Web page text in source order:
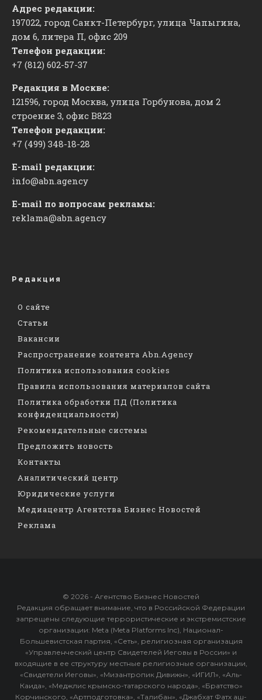
Адрес редакции:
197022, город Санкт-Петербург, улица Чапыгина,
дом 6, литера П, офис 209
Телефон редакции:
+7 (812) 602-57-37
Редакция в Москве:
121596, город Москва, улица Горбунова, дом 2
строение 3, офис ​В823
Телефон редакции:
+7 (499) 348-18-28
E-mail редакции:
info@abn.agency
E-mail по вопросам рекламы:
reklama@abn.agency
Редакция
О сайте
Статьи
Вакансии
Распространение контента Abn.Agency
Политика использования cookies
Правила использования материалов сайта
Политика обработки ПД (Политика
конфиденциальности)
Рекомендательные системы
Предложить новость
Контакты
Аналитический центр
Юридические услуги
Медиацентр Агентства Бизнес Новостей
Реклама
© 2026 - Агентство Бизнес Новостей
Редакция обращает внимание, что в Российской Федерации
запрещены следующие террористические и экстремистские
организации: Meta (Meta Platforms Inc), Национал-
Большевистская партия, «Сеть», религиозная организация
«Управленческий центр Свидетелей Иеговы в России» и
входящие в ее структуру местные религиозные организации,
«Свидетели Иеговы», «Мизантропик Дивижн», «ИГИЛ», «Аль-
Каида», «Меджлис крымско-татарского народа», «Братство»
Корчинского, «Артподготовка», «Талибан», «Джабхат Фатх аш-